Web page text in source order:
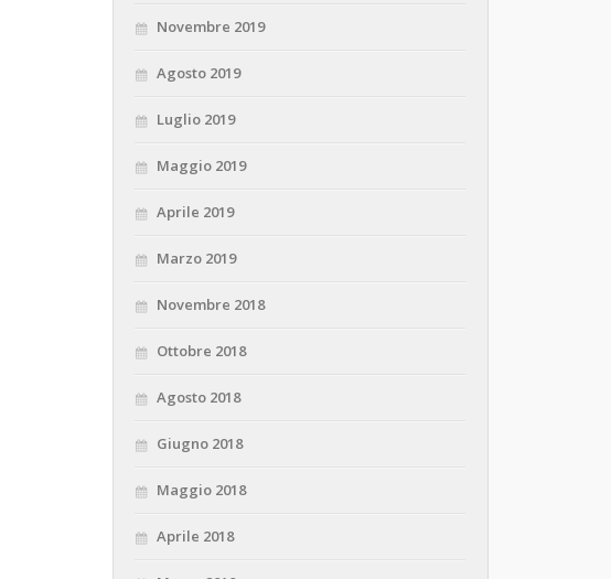
Novembre 2019
Agosto 2019
Luglio 2019
Maggio 2019
Aprile 2019
Marzo 2019
Novembre 2018
Ottobre 2018
Agosto 2018
Giugno 2018
Maggio 2018
Aprile 2018